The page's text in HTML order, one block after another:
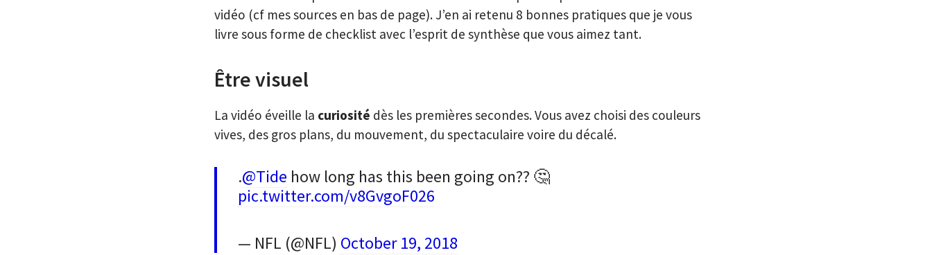
vidéo (cf mes sources en bas de page). J’en ai retenu 8 bonnes pratiques que je vous
livre sous forme de checklist avec l’esprit de synthèse que vous aimez tant.
Être visuel
La vidéo éveille la curiosité dès les premières secondes. Vous avez choisi des couleurs
vives, des gros plans, du mouvement, du spectaculaire voire du décalé.
.@Tide how long has this been going on?? 🤔
pic.twitter.com/v8GvgoF026
— NFL (@NFL) October 19, 2018